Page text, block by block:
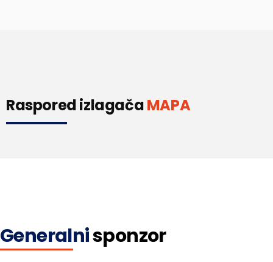
Raspored izlagačaMAPA
Generalnisponzor